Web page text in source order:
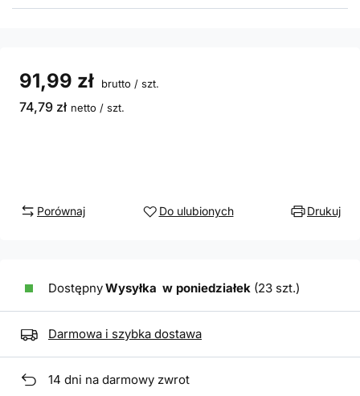
91,99 zł brutto / szt.
74,79 zł netto / szt.
Porównaj Do ulubionych Drukuj
DostępnyWysyłka w poniedziałek (23 szt.)
Darmowa i szybka dostawa
14 dni na darmowy zwrot